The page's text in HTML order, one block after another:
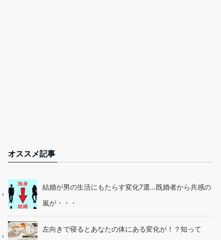
オススメ記事
結婚が男の生活にもたらす変化7選…既婚者から共感の
嵐が・・・
左向きで寝るとあなたの体にある変化が！？知って